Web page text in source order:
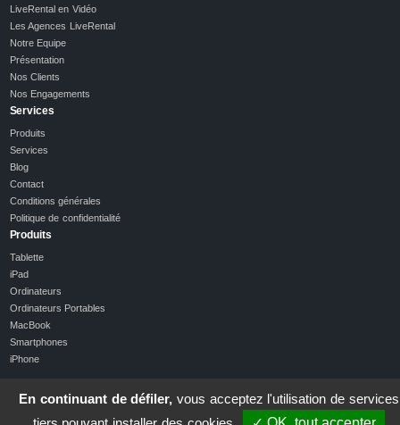
LiveRental en Vidéo
Les Agences LiveRental
Notre Equipe
Présentation
Nos Clients
Nos Engagements
Services
Produits
Services
Blog
Contact
Conditions générales
Politique de confidentialité
Produits
Tablette
iPad
Ordinateurs
Ordinateurs Portables
MacBook
Smartphones
iPhone
En continuant de défiler, vous acceptez l'utilisation de services